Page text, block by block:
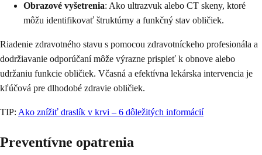
Obrazové vyšetrenia: Ako ultrazvuk alebo CT skeny, ktoré
môžu identifikovať štruktúrny a funkčný stav obličiek.
Riadenie zdravotného stavu s pomocou zdravotníckeho profesionála a
dodržiavanie odporúčaní môže výrazne prispieť k obnove alebo
udržaniu funkcie obličiek. Včasná a efektívna lekárska intervencia je
kľúčová pre dlhodobé zdravie obličiek.
TIP: Ako znížiť draslík v krvi – 6 dôležitých informácií
Preventívne opatrenia